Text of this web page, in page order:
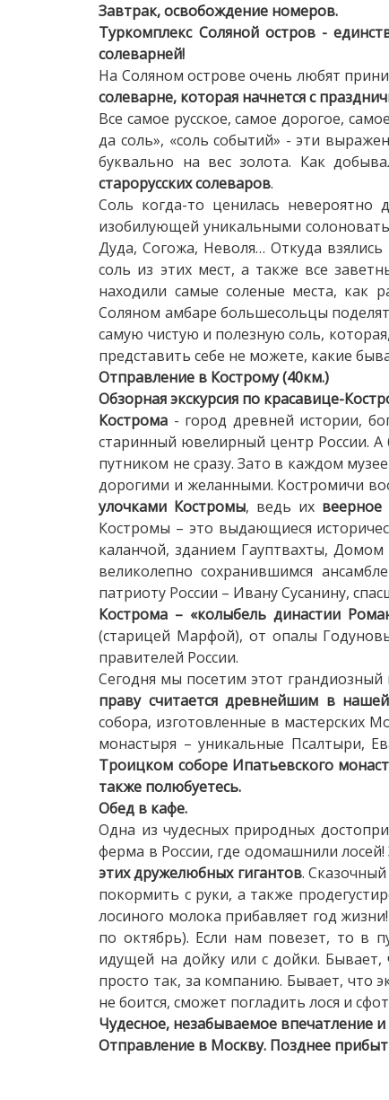
Завтрак, освобождение номеров.
Туркомплекс Соляной остров -
солеварней!
На Соляном острове очень любят
солеварне, которая начнется с
Все самое русское, самое дорогое,
да соль», «соль событий» - эти
буквально на вес золота. Как
старорусских солеваров.
Соль когда-то ценилась
изобилующей уникальными
Дуда, Согожа, Неволя… Откуда
соль из этих мест, а также все
находили самые соленые места, как
Соляном амбаре большесольцы
самую чистую и полезную соль,
представить себе не можете, какие
Отправление в Кострому (40км.)
Обзорная экскурсия по красавице-
Кострома - город древней истории,
старинный ювелирный центр России. А
путником не сразу. Зато в каждом
дорогими и желанными. Костромичи
улочками Костромы, ведь их веерное
Костромы – это выдающиеся
каланчой, зданием Гауптвахты,
великолепно сохранившимся
патриоту России – Ивану Сусанину,
Кострома – «колыбель династии
(старицей Марфой), от опалы
правителей России.
Сегодня мы посетим этот
праву считается древнейшим в
собора, изготовленные в мастерских
монастыря – уникальные Псалтыри,
Троицком соборе Ипатьевского
также полюбуетесь.
Обед в кафе.
Одна из чудесных природных
ферма в России, где одомашнили лосей!
этих дружелюбных гигантов.
покормить с руки, а также
лосиного молока прибавляет год
по октябрь). Если нам повезет, то в
идущей на дойку или с дойки. Бывает,
просто так, за компанию. Бывает, что
не боится, сможет погладить лося и
Чудесное, незабываемое впечатление и
Отправление в Москву. Позднее